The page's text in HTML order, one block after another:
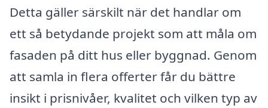
Detta gäller särskilt när det handlar om
ett så betydande projekt som att måla om
fasaden på ditt hus eller byggnad. Genom
att samla in flera offerter får du bättre
insikt i prisnivåer, kvalitet och vilken typ av